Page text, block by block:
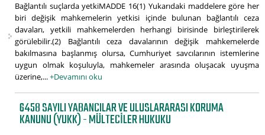
Bağlantılı suçlarda yetkiMADDE 16(1) Yukarıdaki maddelere göre her
biri değişik mahkemelerin yetkisi içinde bulunan bağlantılı ceza
davaları, yetkili mahkemelerden herhangi birisinde birleştirilerek
görülebilir.(2) Bağlantılı ceza davalarının değişik mahkemelerde
bakılmasına başlanmış olursa, Cumhuriyet savcılarının istemlerine
uygun olmak koşuluyla, mahkemeler arasında oluşacak uyuşma
üzerine,...+Devamını oku
6458 SAYILI YABANCILAR VE ULUSLARARASI KORUMA
KANUNU (YUKK) - MÜLTECILER HUKUKU